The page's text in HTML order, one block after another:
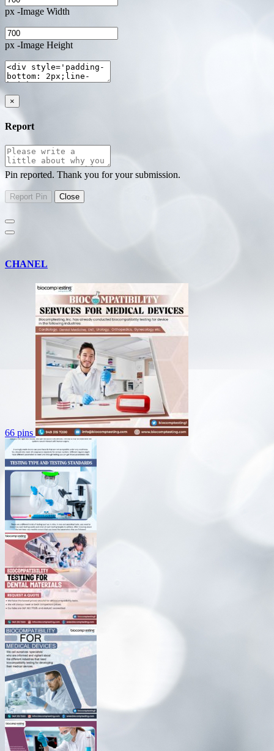
px -Image Width
px -Image Height
×
Report
Pin reported. Thank you for your submission.
CHANEL
66 pins